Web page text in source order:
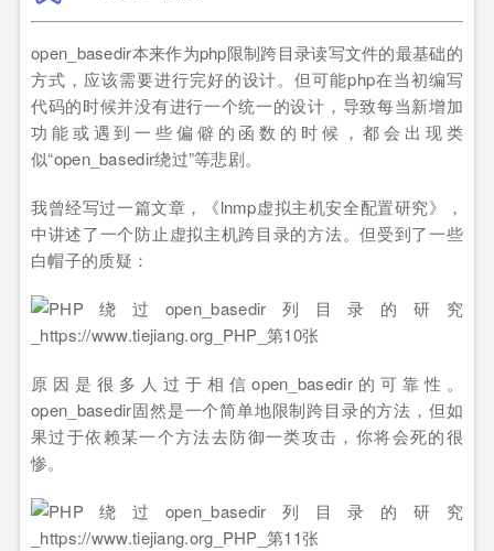
open_basedir本来作为php限制跨目录读写文件的最基础的
方式，应该需要进行完好的设计。但可能php在当初编写
代码的时候并没有进行一个统一的设计，导致每当新增加
功能或遇到一些偏僻的函数的时候，都会出现类
似“open_basedir绕过”等悲剧。
我曾经写过一篇文章，《lnmp虚拟主机安全配置研究》，
中讲述了一个防止虚拟主机跨目录的方法。但受到了一些
白帽子的质疑：
原因是很多人过于相信open_basedir的可靠性。
open_basedir固然是一个简单地限制跨目录的方法，但如
果过于依赖某一个方法去防御一类攻击，你将会死的很
惨。